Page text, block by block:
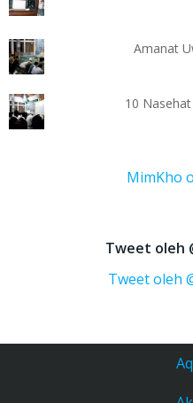
Amanat
10
MimKho
Tweet oleh
Tweet oleh